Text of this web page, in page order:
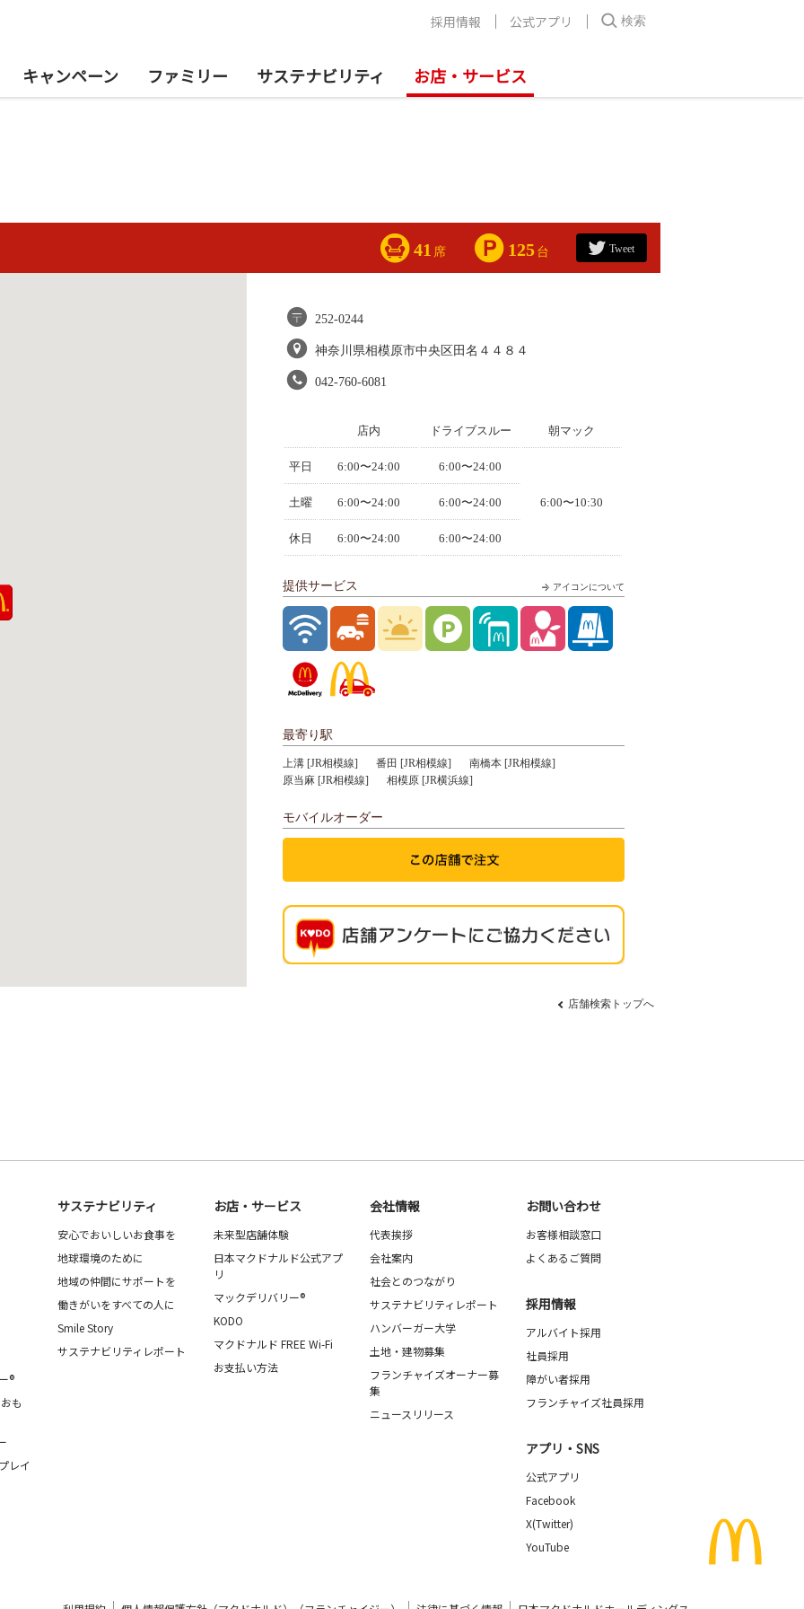
キャンペーン ファミリー サステナビリティ お店・サービス
採用情報 公式アプリ 検索
41 席 125 台 Tweet
252-0244
神奈川県相模原市中央区田名４４８４
042-760-6081
店内 ドライブスルー 朝マック
平日 6:00〜24:00 6:00〜24:00
6:00〜10:30
土曜 6:00〜24:00 6:00〜24:00
休日 6:00〜24:00 6:00〜24:00
アイコンについて
提供サービス
最寄り駅
上溝 [JR相模線] 番田 [JR相模線]
南橋本 [JR相模線]
原当麻 [JR相模線]
相模原 [JR横浜線]
モバイルオーダー
店舗検索トップへ
®
も
レイ
サステナビリティ
安心でおいしいお食事を
地球環境のために
地域の仲間にサポートを
働きがいをすべての人に
Smile Story
サステナビリティレポート
お店・サービス
未来型店舗体験
日本マクドナルド公式アプ
リ
マックデリバリー®
KODO
マクドナルド FREE Wi-Fi
お支払い方法
会社情報
代表挨拶
会社案内
社会とのつながり
サステナビリティレポート
ハンバーガー大学
土地・建物募集
フランチャイズオーナー募
集
ニュースリリース
お問い合わせ
お客様相談窓口
よくあるご質問
採用情報
アルバイト採用
社員採用
障がい者採用
フランチャイズ社員採用
アプリ・SNS
公式アプリ
Facebook
X(Twitter)
YouTube